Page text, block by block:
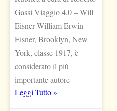
Gassi Viaggio 4.0 – Will
Eisner William Erwin
Eisner, Brooklyn, New
York, classe 1917, è
considerato il più
importante autore
Leggi Tutto »